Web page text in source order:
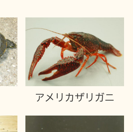
アメリカザリガニ